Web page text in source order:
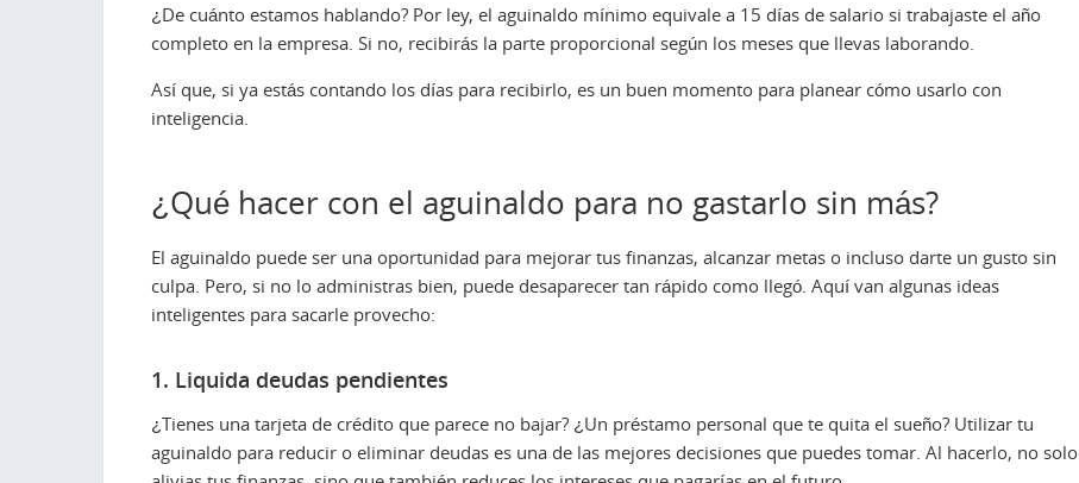
¿De cuánto estamos hablando? Por ley, el aguinaldo mínimo equivale a 15 días de salario si trabajaste el año
completo en la empresa. Si no, recibirás la parte proporcional según los meses que llevas laborando.
Así que, si ya estás contando los días para recibirlo, es un buen momento para planear cómo usarlo con
inteligencia.
¿Qué hacer con el aguinaldo para no gastarlo sin más?
El aguinaldo puede ser una oportunidad para mejorar tus finanzas, alcanzar metas o incluso darte un gusto sin
culpa. Pero, si no lo administras bien, puede desaparecer tan rápido como llegó. Aquí van algunas ideas
inteligentes para sacarle provecho:
1. Liquida deudas pendientes
¿Tienes una tarjeta de crédito que parece no bajar? ¿Un préstamo personal que te quita el sueño? Utilizar tu
aguinaldo para reducir o eliminar deudas es una de las mejores decisiones que puedes tomar. Al hacerlo, no solo